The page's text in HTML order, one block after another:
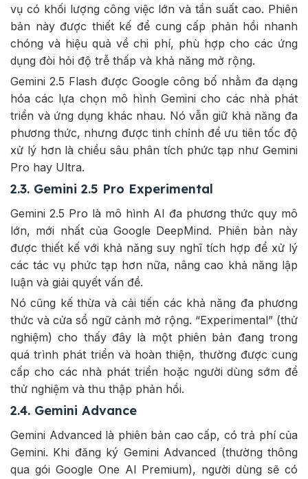
vụ có khối lượng công việc lớn và tần suất cao. Phiên
bản này được thiết kế để cung cấp phản hồi nhanh
chóng và hiệu quả về chi phí, phù hợp cho các ứng
dụng đòi hỏi độ trễ thấp và khả năng mở rộng.
Gemini 2.5 Flash được Google công bố nhằm đa dạng
hóa các lựa chọn mô hình Gemini cho các nhà phát
triển và ứng dụng khác nhau. Nó vẫn giữ khả năng đa
phương thức, nhưng được tinh chỉnh để ưu tiên tốc độ
xử lý hơn là chiều sâu phân tích phức tạp như Gemini
Pro hay Ultra.
2.3. Gemini 2.5 Pro Experimental
Gemini 2.5 Pro là mô hình AI đa phương thức quy mô
lớn, mới nhất của Google DeepMind. Phiên bản này
được thiết kế với khả năng suy nghĩ tích hợp để xử lý
các tác vụ phức tạp hơn nữa, nâng cao khả năng lập
luận và giải quyết vấn đề.
Nó cũng kế thừa và cải tiến các khả năng đa phương
thức và cửa sổ ngữ cảnh mở rộng. “Experimental” (thử
nghiệm) cho thấy đây là một phiên bản đang trong
quá trình phát triển và hoàn thiện, thường được cung
cấp cho các nhà phát triển hoặc người dùng sớm để
thử nghiệm và thu thập phản hồi.
2.4. Gemini Advance
Gemini Advanced là phiên bản cao cấp, có trả phí của
Gemini. Khi đăng ký Gemini Advanced (thường thông
qua gói Google One AI Premium), người dùng sẽ có